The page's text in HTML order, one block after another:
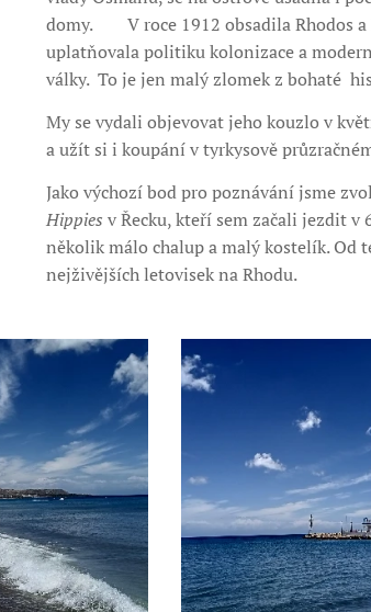
domy. V roce 1912 obsadila Rhodos a
uplatňovala politiku kolonizace a
války. To je jen malý zlomek z bohaté
My se vydali objevovat jeho kouzlo v
a užít si i koupání v tyrkysově
Jako výchozí bod pro poznávání jsme
Hippies v Řecku, kteří sem začali jezdit
několik málo chalup a malý kostelík. Od
nejživějších letovisek na Rhodu.